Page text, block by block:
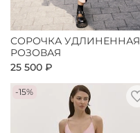
СОРОЧКА УДЛИНЕННАЯ
РОЗОВАЯ
25 500 ₽
-15%